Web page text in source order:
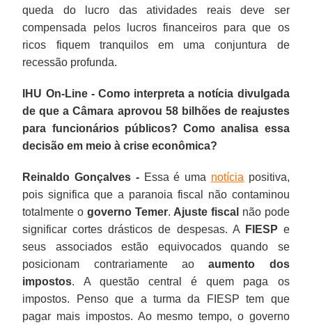
queda do lucro das atividades reais deve ser
compensada pelos lucros financeiros para que os
ricos fiquem tranquilos em uma conjuntura de
recessão profunda.
IHU On-Line - Como interpreta a notícia divulgada
de que a Câmara aprovou 58 bilhões de reajustes
para funcionários públicos? Como analisa essa
decisão em meio à crise econômica?
Reinaldo Gonçalves -Essa é uma notícia positiva,
pois significa que a paranoia fiscal não contaminou
totalmente o governo Temer. Ajuste fiscal não pode
significar cortes drásticos de despesas. A
FIESP e
seus associados estão equivocados quando se
posicionam contrariamente aoaumento dos
impostos. A questão central é quem paga os
impostos. Penso que a turma da FIESP tem que
pagar mais impostos. Ao mesmo tempo, o governo